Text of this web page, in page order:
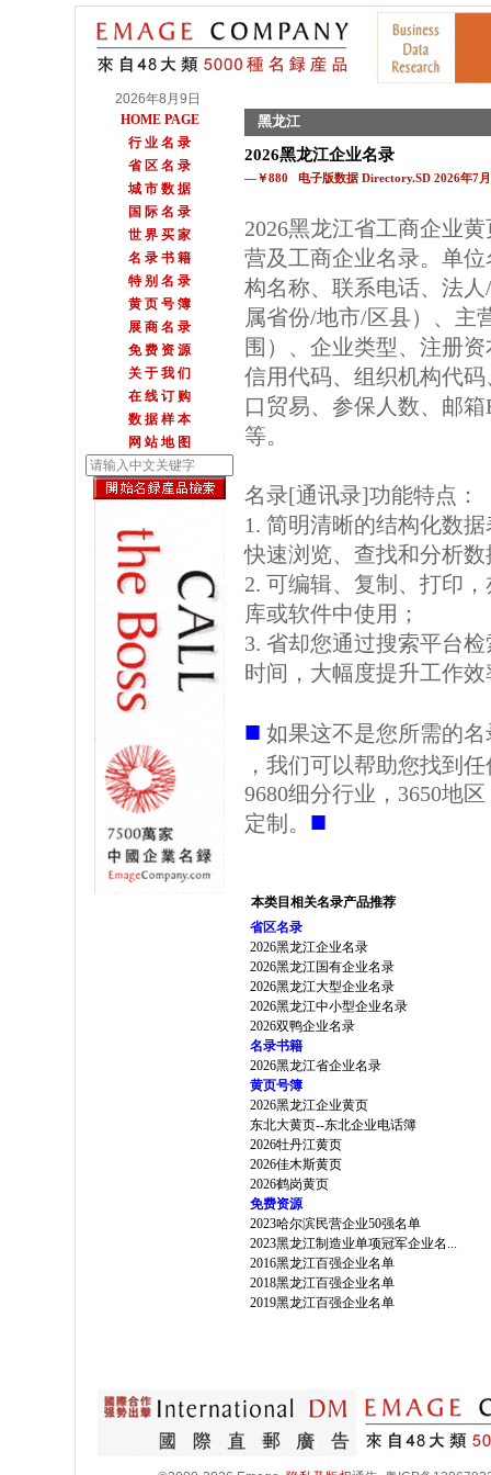
2026年8月9日
HOME PAGE
行 业 名 录
省 区 名 录
城 市 数 据
国 际 名 录
世 界 买 家
名 录 书 籍
特 别 名 录
黄 页 号 簿
展 商 名 录
免 费 资 源
关 于 我 们
在 线 订 购
数 据 样 本
网 站 地 图
黑龙江
2026黑龙江企业名录
—￥880 电子版数据 Directory.SD 2026年7
2026黑龙江省工商企业
营及工商企业名录。单
构名称、联系电话、法
属省份/地市/区县）、主
围）、企业类型、注册
信用代码、组织机构代
口贸易、参保人数、邮
等。
名录[通讯录]功能特点：
1. 简明清晰的结构化数
快速浏览、查找和分析数
2. 可编辑、复制、打印
库或软件中使用；
3. 省却您通过搜索平台
时间，大幅度提升工作效
■ 如果这不是您所需的
，我们可以帮助您找到
9680细分行业，3650地
定制。 ■
本类目相关名录产品推荐
省区名录
2026黑龙江企业名录
2026黑龙江国有企业名录
2026黑龙江大型企业名录
2026黑龙江中小型企业名录
2026双鸭企业名录
名录书籍
2026黑龙江省企业名录
黄页号簿
2026黑龙江企业黄页
东北大黄页--东北企业电话簿
2026牡丹江黄页
2026佳木斯黄页
2026鹤岗黄页
免费资源
2023哈尔滨民营企业50强名单
2023黑龙江制造业单项冠军企业名...
2016黑龙江百强企业名单
2018黑龙江百强企业名单
2019黑龙江百强企业名单